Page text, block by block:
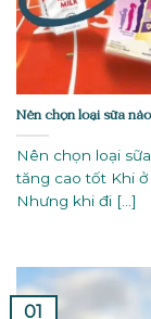
Nên chọn loại sữa
Nên chọn loại
tăng cao tốt Khi ở
Nhưng khi đi [...]
01